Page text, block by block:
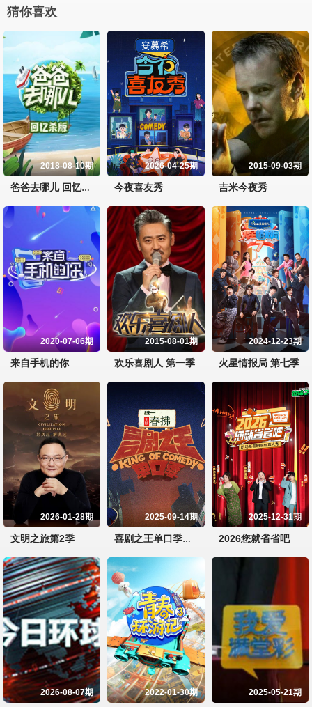
猜你喜欢
2018-08-10期
爸爸去哪儿 回忆杀版
2026-04-25期
今夜喜友秀
2015-09-03期
吉米今夜秀
2020-07-06期
来自手机的你
2015-08-01期
欢乐喜剧人 第一季
2024-12-23期
火星情报局 第七季
2026-01-28期
文明之旅第2季
2025-09-14期
喜剧之王单口季第2季
2025-12-31期
2026您就省省吧
2026-08-07期 2022-01-30期 2025-05-21期